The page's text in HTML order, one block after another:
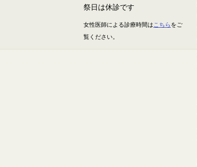
女性医師による診療時間はこちら をご
覧ください。